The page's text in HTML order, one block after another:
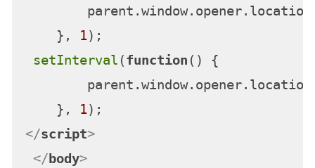
        parent.
window. opener. location
    },
1);
setInterval (function ( ) {
        parent.
window. opener. location
    },
1
</script>
</body>